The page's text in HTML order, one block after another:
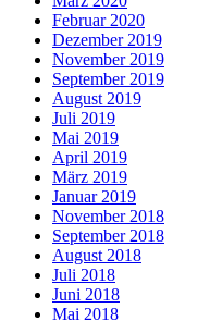
Februar 2020
Dezember 2019
November 2019
September 2019
August 2019
Juli 2019
Mai 2019
April 2019
März 2019
Januar 2019
November 2018
September 2018
August 2018
Juli 2018
Juni 2018
Mai 2018